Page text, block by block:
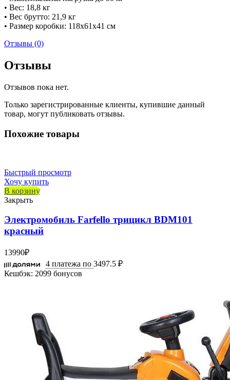
• Вес: 18,8 кг
• Вес брутто: 21,9 кг
• Размер коробки: 118х61х41 см
Отзывы (0)
Отзывы
Отзывов пока нет.
Только зарегистрированные клиенты, купившие данный
товар, могут публиковать отзывы.
Похожие товары
Быстрый просмотр
Хочу купить
В корзину
Закрыть
Электромобиль Farfello трицикл BDM101
красный
13990₽
4 платежа по 3497.5 ₽
Кешбэк: 2099 бонусов